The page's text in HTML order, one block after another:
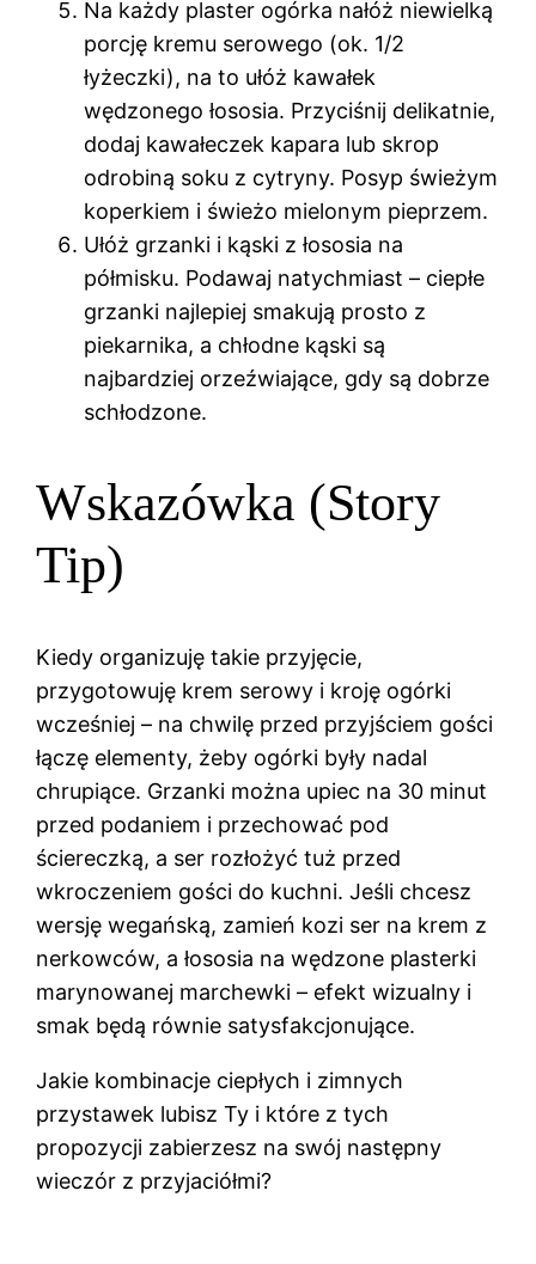
Na każdy plaster ogórka nałóż niewielką
porcję kremu serowego (ok. 1/2
łyżeczki), na to ułóż kawałek
wędzonego łososia. Przyciśnij delikatnie,
dodaj kawałeczek kapara lub skrop
odrobiną soku z cytryny. Posyp świeżym
koperkiem i świeżo mielonym pieprzem.
Ułóż grzanki i kąski z łososia na
półmisku. Podawaj natychmiast – ciepłe
grzanki najlepiej smakują prosto z
piekarnika, a chłodne kąski są
najbardziej orzeźwiające, gdy są dobrze
schłodzone.
Wskazówka (Story
Tip)
Kiedy organizuję takie przyjęcie,
przygotowuję krem serowy i kroję ogórki
wcześniej – na chwilę przed przyjściem gości
łączę elementy, żeby ogórki były nadal
chrupiące. Grzanki można upiec na 30 minut
przed podaniem i przechować pod
ściereczką, a ser rozłożyć tuż przed
wkroczeniem gości do kuchni. Jeśli chcesz
wersję wegańską, zamień kozi ser na krem z
nerkowców, a łososia na wędzone plasterki
marynowanej marchewki – efekt wizualny i
smak będą równie satysfakcjonujące.
Jakie kombinacje ciepłych i zimnych
przystawek lubisz Ty i które z tych
propozycji zabierzesz na swój następny
wieczór z przyjaciółmi?